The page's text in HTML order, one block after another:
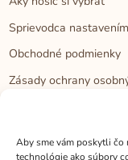
Aby sme vám poskytli čo
technológie ako súbory
Sprievodca
Obchodné podmienky
Zásady ochrany